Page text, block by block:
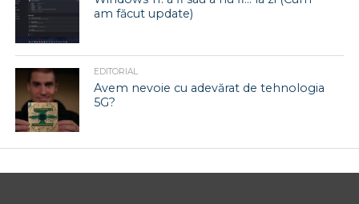
am făcut update)
EDITORIAL
Avem nevoie cu adevărat de tehnologia
5G?